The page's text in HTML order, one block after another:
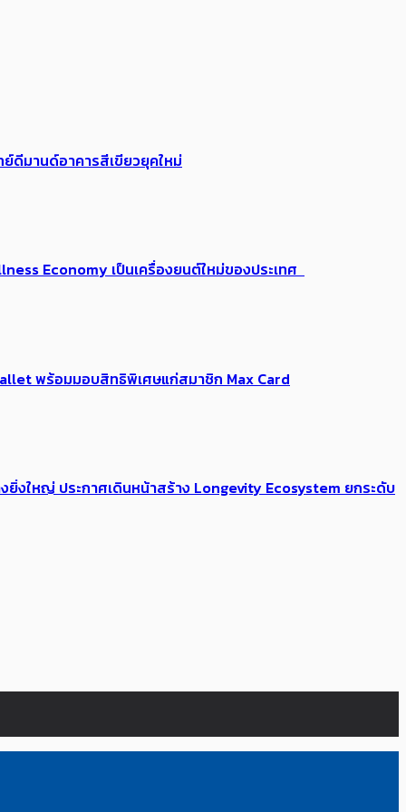
ย์ดีมานด์อาคารสีเขียวยุคใหม่
Economy เป็นเครื่องยนต์ใหม่ของประเทศ
พร้อมมอบสิทธิพิเศษแก่สมาชิก Max Card
งใหญ่ ประกาศเดินหน้าสร้าง Longevity Ecosystem ยกระดับ